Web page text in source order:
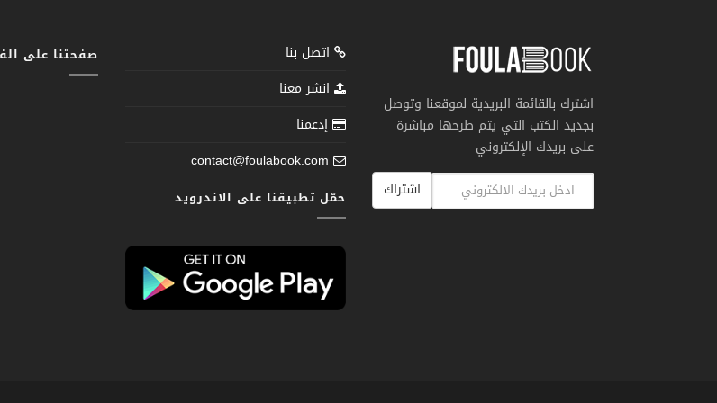
اشترك بالقائمة البريدية لموقعنا وتوصل
بجديد الكتب التي يتم طرحها مباشرة
على بريدك الإلكتروني
اشتراك
اتصل بنا
انشر معنا
إدعمنا
contact@foulabook.com
حمّل تطبيقنا على الاندرويد
صفحتنا على